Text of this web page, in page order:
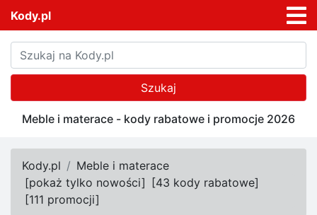
Kody.pl
Szukaj
Meble i materace - kody rabatowe i promocje 2026
Kody.pl
Meble i materace
[pokaż tylko nowości] [43 kody rabatowe]
[111 promocji]